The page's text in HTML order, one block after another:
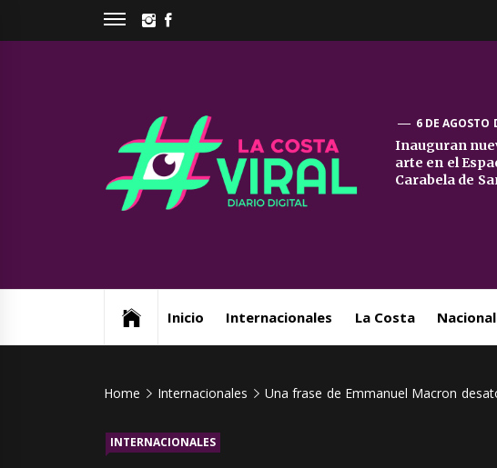
INSTAGRAM
La
Costa
6 DE AGOSTO
Inauguran
arte en el
Carabela de
Inicio Internacionales La Costa
Home Internacionales Una frase de Emmanuel Macron
INTERNACIONALES